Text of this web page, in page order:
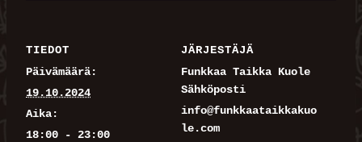
TIEDOT
Päivämäärä:
19.10.2024
Aika:
18:00 - 23:00
JÄRJESTÄJÄ
Funkkaa Taikka Kuole
Sähköposti
info@funkkaataikkakuo
le.com